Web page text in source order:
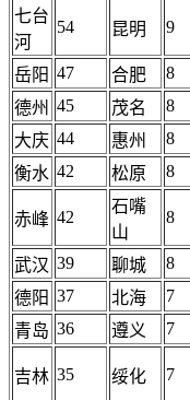
七台
河
54 昆明 9
岳阳 47 合肥 8
德州 45 茂名 8
大庆 44 惠州 8
衡水 42 松原 8
赤峰 42
石嘴
山
8
武汉 39 聊城 8
德阳 37 北海 7
青岛 36 遵义 7
吉林 35 绥化 7